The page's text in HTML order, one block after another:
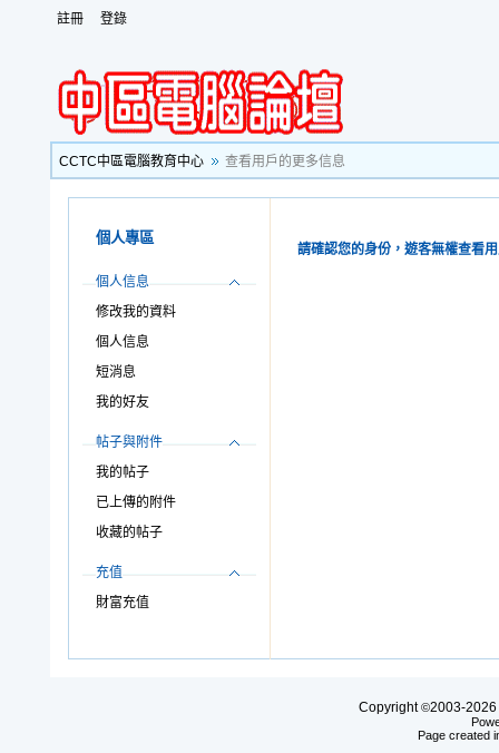
註冊 登錄
CCTC中區電腦教育中心 查看用戶的更多信息
個人專區
個人信息
修改我的資料
個人信息
短消息
我的好友
帖子與附件
我的帖子
已上傳的附件
收藏的帖子
充值
財富充值
請確認您的身份，遊客無權查看
Copyright©2003-2026
Page created